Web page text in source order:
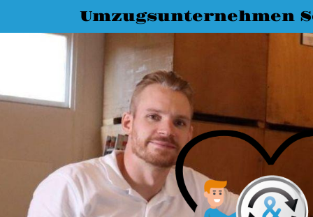
Umzugsunternehmen